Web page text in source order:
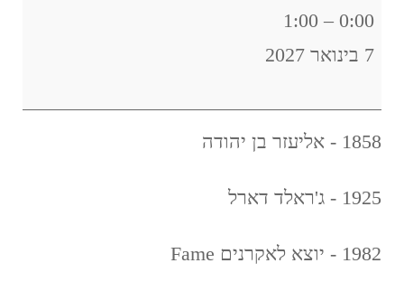
היום
בהיסטוריה
0:00
–
1:00
7 בינואר 2027
1858 - אליעזר בן יהודה
1925 - ג'ראלד דארל
1982 - יוצא לאקרנים Fame